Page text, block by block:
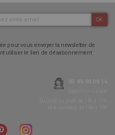
OK
pour vous envoyer la newsletter de
utiliser le lien de désabonnement